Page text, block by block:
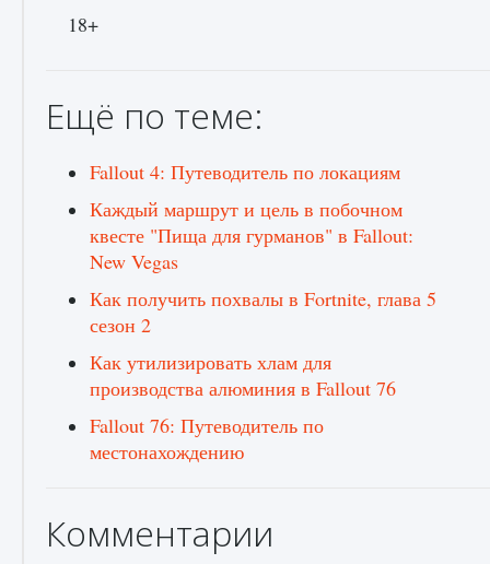
18+
Ещё по теме:
Fallout 4: Путеводитель по локациям
Каждый маршрут и цель в побочном
квесте "Пища для гурманов" в Fallout:
New Vegas
Как получить похвалы в Fortnite, глава 5
сезон 2
Как утилизировать хлам для
производства алюминия в Fallout 76
Fallout 76: Путеводитель по
местонахождению
Комментарии